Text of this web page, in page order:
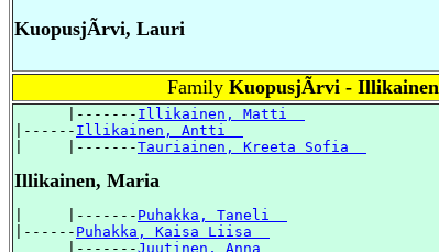
KuopusjÃrvi, Lauri
Family KuopusjÃrvi - Illikainen
      |-------
Illikainen, Matti
|------ Illikainen, Antti
|     |-------Tauriainen, Kreeta Sofia
Illikainen, Maria
|     |------- Puhakka, Taneli
|------ Puhakka, Kaisa Liisa
      |-------
Juutinen, Anna